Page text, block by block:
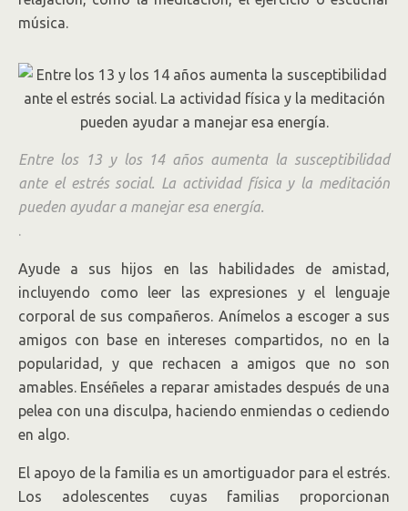
música.
Entre los 13 y los 14 años aumenta la susceptibilidad
ante el estrés social. La actividad física y la meditación
pueden ayudar a manejar esa energía.
.
Ayude a sus hijos en las habilidades de amistad,
incluyendo como leer las expresiones y el lenguaje
corporal de sus compañeros. Anímelos a escoger a sus
amigos con base en intereses compartidos, no en la
popularidad, y que rechacen a amigos que no son
amables. Enséñeles a reparar amistades después de una
pelea con una disculpa, haciendo enmiendas o cediendo
en algo.
El apoyo de la familia es un amortiguador para el estrés.
Los adolescentes cuyas familias proporcionan